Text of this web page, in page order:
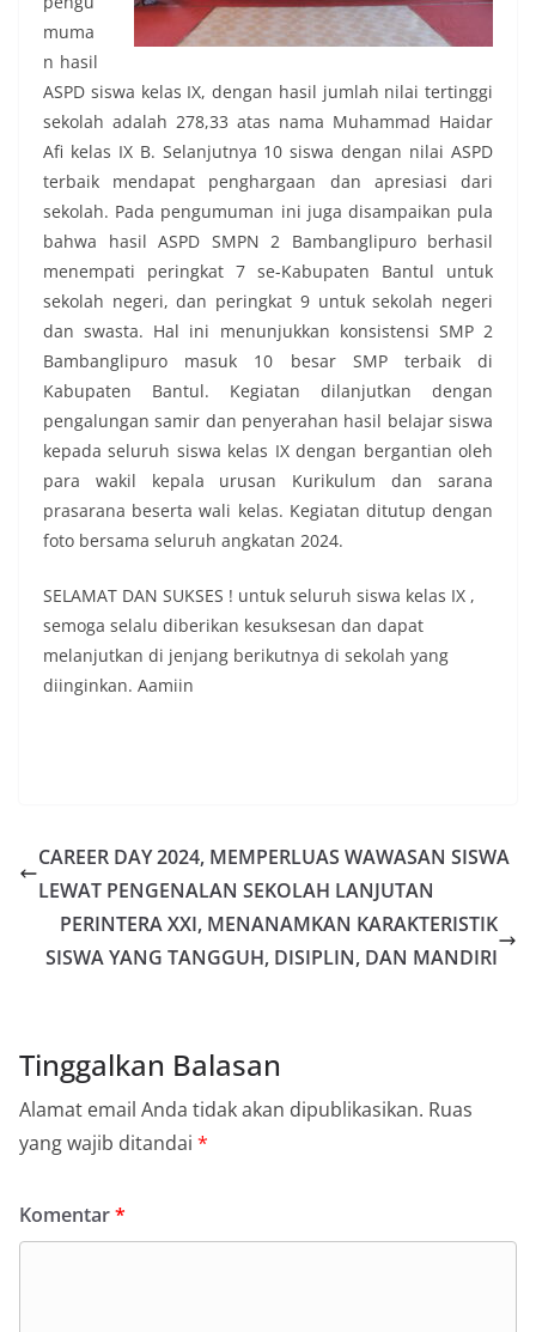
muma
n hasil
ASPD siswa kelas IX, dengan hasil jumlah nilai tertinggi
sekolah adalah 278,33 atas nama Muhammad Haidar
Afi kelas IX B. Selanjutnya 10 siswa dengan nilai ASPD
terbaik mendapat penghargaan dan apresiasi dari
sekolah. Pada pengumuman ini juga disampaikan pula
bahwa hasil ASPD SMPN 2 Bambanglipuro berhasil
menempati peringkat 7 se-Kabupaten Bantul untuk
sekolah negeri, dan peringkat 9 untuk sekolah negeri
dan swasta. Hal ini menunjukkan konsistensi SMP 2
Bambanglipuro masuk 10 besar SMP terbaik di
Kabupaten Bantul. Kegiatan dilanjutkan dengan
pengalungan samir dan penyerahan hasil belajar siswa
kepada seluruh siswa kelas IX dengan bergantian oleh
para wakil kepala urusan Kurikulum dan sarana
prasarana beserta wali kelas. Kegiatan ditutup dengan
foto bersama seluruh angkatan 2024.
SELAMAT DAN SUKSES ! untuk seluruh siswa kelas IX ,
semoga selalu diberikan kesuksesan dan dapat
melanjutkan di jenjang berikutnya di sekolah yang
diinginkan. Aamiin
CAREER DAY 2024, MEMPERLUAS WAWASAN SISWA
LEWAT PENGENALAN SEKOLAH LANJUTAN
PERINTERA XXI, MENANAMKAN KARAKTERISTIK
SISWA YANG TANGGUH, DISIPLIN, DAN MANDIRI
Tinggalkan Balasan
Alamat email Anda tidak akan dipublikasikan. Ruas
yang wajib ditandai *
Komentar*